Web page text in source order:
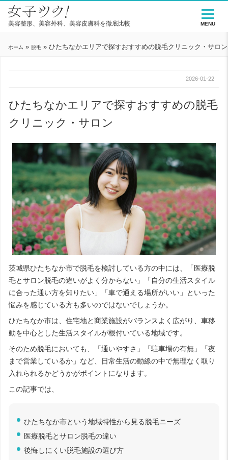
美容整形、美容外科、美容皮膚科を徹底比較
ホーム » 脱毛 » ひたちなかエリアで探すおすすめの脱毛クリニック・サロン
2026-01-22
ひたちなかエリアで探すおすすめの脱毛
クリニック・サロン
茨城県ひたちなか市で脱毛を検討している方の中には、「医療脱
毛とサロン脱毛の違いがよく分からない」「自分の生活スタイル
に合った通い方を知りたい」「車で通える場所がいい」といった
悩みを感じている方も多いのではないでしょうか。
ひたちなか市は、住宅地と商業施設がバランスよく広がり、車移
動を中心とした生活スタイルが根付いている地域です。
そのため脱毛においても、「通いやすさ」「駐車場の有無」「夜
まで営業しているか」など、日常生活の動線の中で無理なく取り
入れられるかどうかがポイントになります。
この記事では、
ひたちなか市という地域特性から見る脱毛ニーズ
医療脱毛とサロン脱毛の違い
後悔しにくい脱毛施設の選び方
MENU